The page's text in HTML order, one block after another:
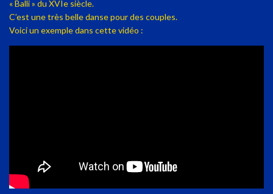
« Balli » du XVIe siècle.
C’est une très belle danse pour des couples.
Voici un exemple dans cette vidéo :